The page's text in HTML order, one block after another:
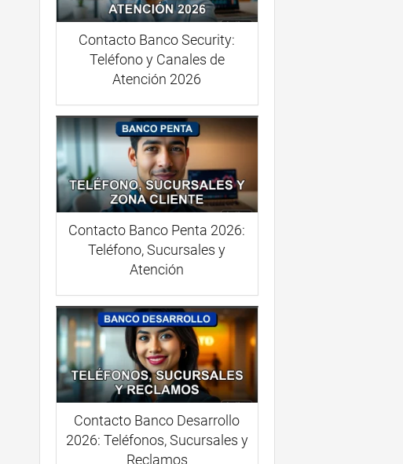
Contacto Banco Security:
Teléfono y Canales de
Atención 2026
Contacto Banco Penta 2026:
Teléfono, Sucursales y
Atención
Contacto Banco Desarrollo
2026: Teléfonos, Sucursales y
Reclamos